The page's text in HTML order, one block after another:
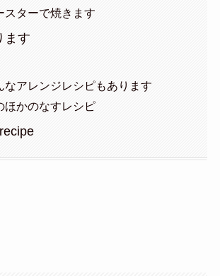
スターで焼きます
ます
なアレンジレシピもあります
ほかのなすレシピ